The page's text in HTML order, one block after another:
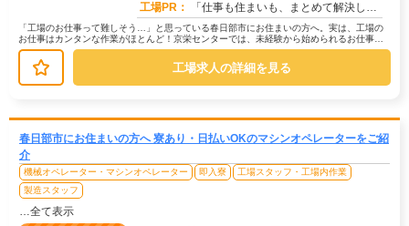
工場PR：
「仕事も住まいも、まとめて解決したい！」そんなあなたを応援します。株式会社京栄センターでは、全国の工場求人をご紹介...
「工場のお仕事って難しそう…」と思っている春日部市にお住まいの方へ。実は、工場の
お仕事はカンタンな作業がほとんど！京栄センターでは、未経験から始められるお仕事を
多数ご紹介しています。たとえばこん...
工場求人の詳細を見る
春日部市にお住まいの方へ 寮あり・日払いOKのマシンオペレーターをご紹
介
機械オペレーター・マシンオペレーター 即入寮
工場スタッフ・工場内作業
製造スタッフ
…全て表示